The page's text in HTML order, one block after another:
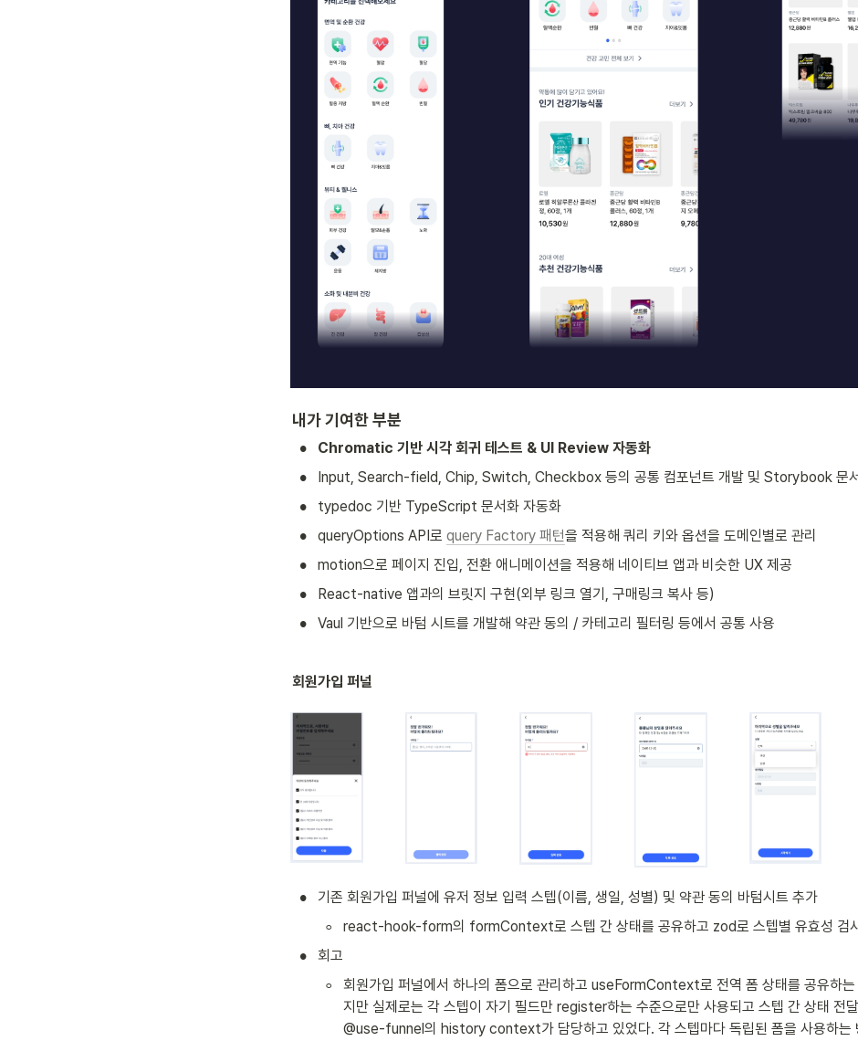
내가 기여한 부분
• Chromatic 기반 시각 회귀 테스트 & UI Review 자동화
• Input, Search-field, Chip, Switch, Checkbox 등의 공통 컴포넌트 개발 및 Storybook 문
• typedoc 기반 TypeScript 문서화 자동화
• queryOptions API로 query Factory 패턴을 적용해 쿼리 키와 옵션을 도메인별로 관리
• motion으로 페이지 진입, 전환 애니메이션을 적용해 네이티브 앱과 비슷한 UX 제공
• React-native 앱과의 브릿지 구현(외부 링크 열기, 구매링크 복사 등)
• Vaul 기반으로 바텀 시트를 개발해 약관 동의 / 카테고리 필터링 등에서 공통 사용
회원가입 퍼널
• 기존 회원가입 퍼널에 유저 정보 입력 스텝(이름, 생일, 성별) 및 약관 동의 바텀시트 추가
◦ react-hook-form의 formContext로 스텝 간 상태를 공유하고 zod로 스텝별 유효성 검
• 회고
◦
회원가입 퍼널에서 하나의 폼으로 관리하고 useFormContext로 전역 폼 상태를 공유하는
지만 실제로는 각 스텝이 자기 필드만 register하는 수준으로만 사용되고 스텝 간 상태 전달
@use-funnel의 history context가 담당하고 있었다. 각 스텝마다 독립된 폼을 사용하는